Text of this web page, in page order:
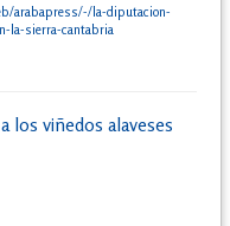
arabapress/-/la-diputacion-
la-sierra-cantabria
los viñedos alaveses